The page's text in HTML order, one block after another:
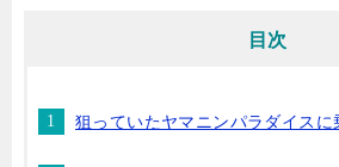
目次
狙っていたヤマニンパラダイスに